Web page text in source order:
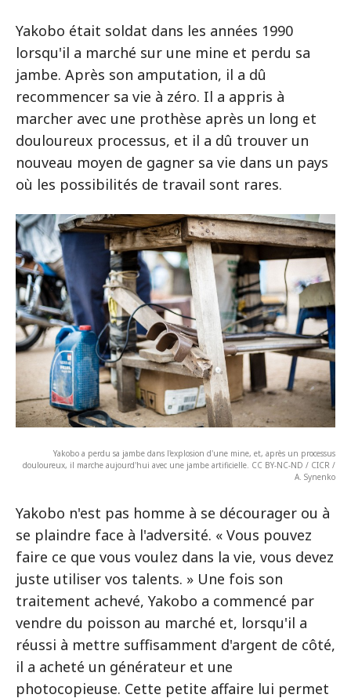
Yakobo était soldat dans les années 1990
lorsqu'il a marché sur une mine et perdu sa
jambe. Après son amputation, il a dû
recommencer sa vie à zéro. Il a appris à
marcher avec une prothèse après un long et
douloureux processus, et il a dû trouver un
nouveau moyen de gagner sa vie dans un pays
où les possibilités de travail sont rares.
Yakobo a perdu sa jambe dans l'explosion d'une mine, et, après un processus
douloureux, il marche aujourd'hui avec une jambe artificielle. CC BY-NC-ND / CICR /
A. Synenko
Yakobo n'est pas homme à se décourager ou à
se plaindre face à l'adversité. « Vous pouvez
faire ce que vous voulez dans la vie, vous devez
juste utiliser vos talents. » Une fois son
traitement achevé, Yakobo a commencé par
vendre du poisson au marché et, lorsqu'il a
réussi à mettre suffisamment d'argent de côté,
il a acheté un générateur et une
photocopieuse. Cette petite affaire lui permet